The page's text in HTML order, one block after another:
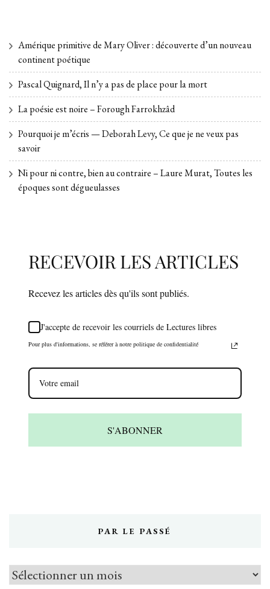
Amérique primitive de Mary Oliver : découverte d’un nouveau
continent poétique
Pascal Quignard, Il n’y a pas de place pour la mort
La poésie est noire – Forough Farrokhzâd
Pourquoi je m’écris — Deborah Levy, Ce que je ne veux pas
savoir
Ni pour ni contre, bien au contraire – Laure Murat, Toutes les
époques sont dégueulasses
RECEVOIR LES ARTICLES
Recevez les articles dès qu'ils sont publiés.
J'accepte de recevoir les courriels de Lectures libres
Pour plus d'informations, se référer à notre politique de confidentialité
S'ABONNER
PAR LE PASSÉ
Par